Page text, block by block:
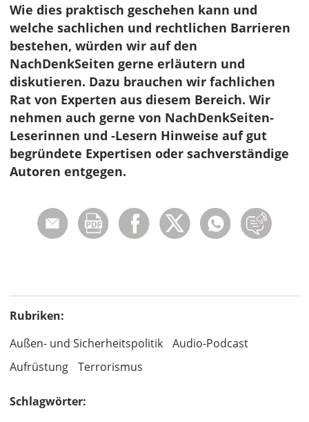
Wie dies praktisch geschehen kann und
welche sachlichen und rechtlichen Barrieren
bestehen, würden wir auf den
NachDenkSeiten gerne erläutern und
diskutieren. Dazu brauchen wir fachlichen
Rat von Experten aus diesem Bereich. Wir
nehmen auch gerne von NachDenkSeiten-
Leserinnen und -Lesern Hinweise auf gut
begründete Expertisen oder sachverständige
Autoren entgegen.
Rubriken:
Außen- und Sicherheitspolitik
Audio-Podcast
Aufrüstung
Terrorismus
Schlagwörter: